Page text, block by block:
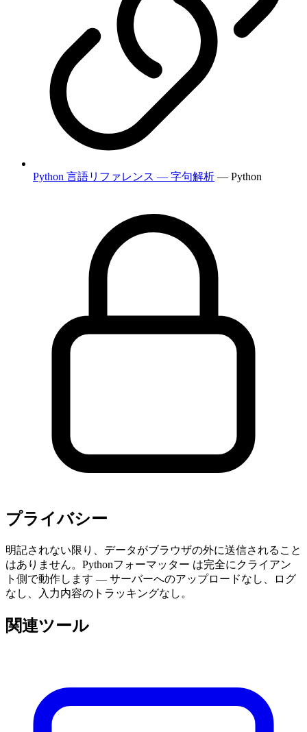
Python 言語リファレンス — 字句解析 — Python
プライバシー
明記されない限り、データがブラウザの外に送信されること
はありません。Pythonフォーマッター は完全にクライアン
ト側で動作します — サーバーへのアップロードなし、ログ
なし、入力内容のトラッキングなし。
関連ツール